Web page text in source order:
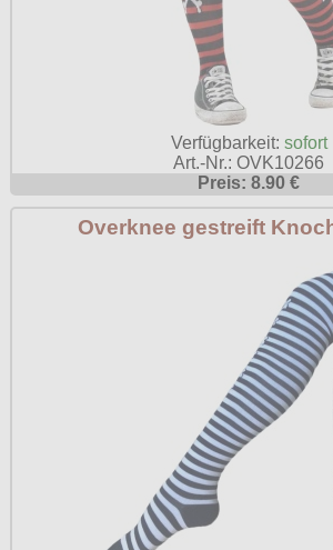
Verfügbarkeit: sofort
Art.-Nr.: OVK10266
Preis: 8.90 €
Overknee gestreift